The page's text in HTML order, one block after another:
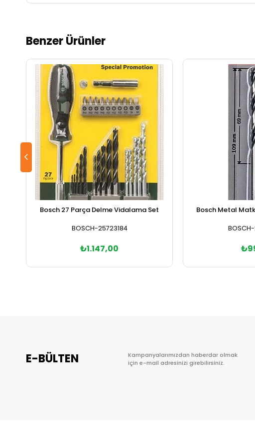
Benzer Ürünler
Bosch 27 Parça Delme Vidalama Set
BOSCH-25723184
₺1.147,00
Bosch Metal
E-BÜLTEN
Kampanyalarımızdan haberdar olmak
için e-mail adresinizi girebilirsiniz.